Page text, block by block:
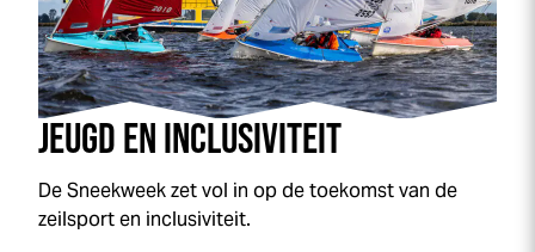
JEUGD EN INCLUSIVITEIT
DeSneekweekzet vol in op de toekomst van de
zeilsport en inclusiviteit.